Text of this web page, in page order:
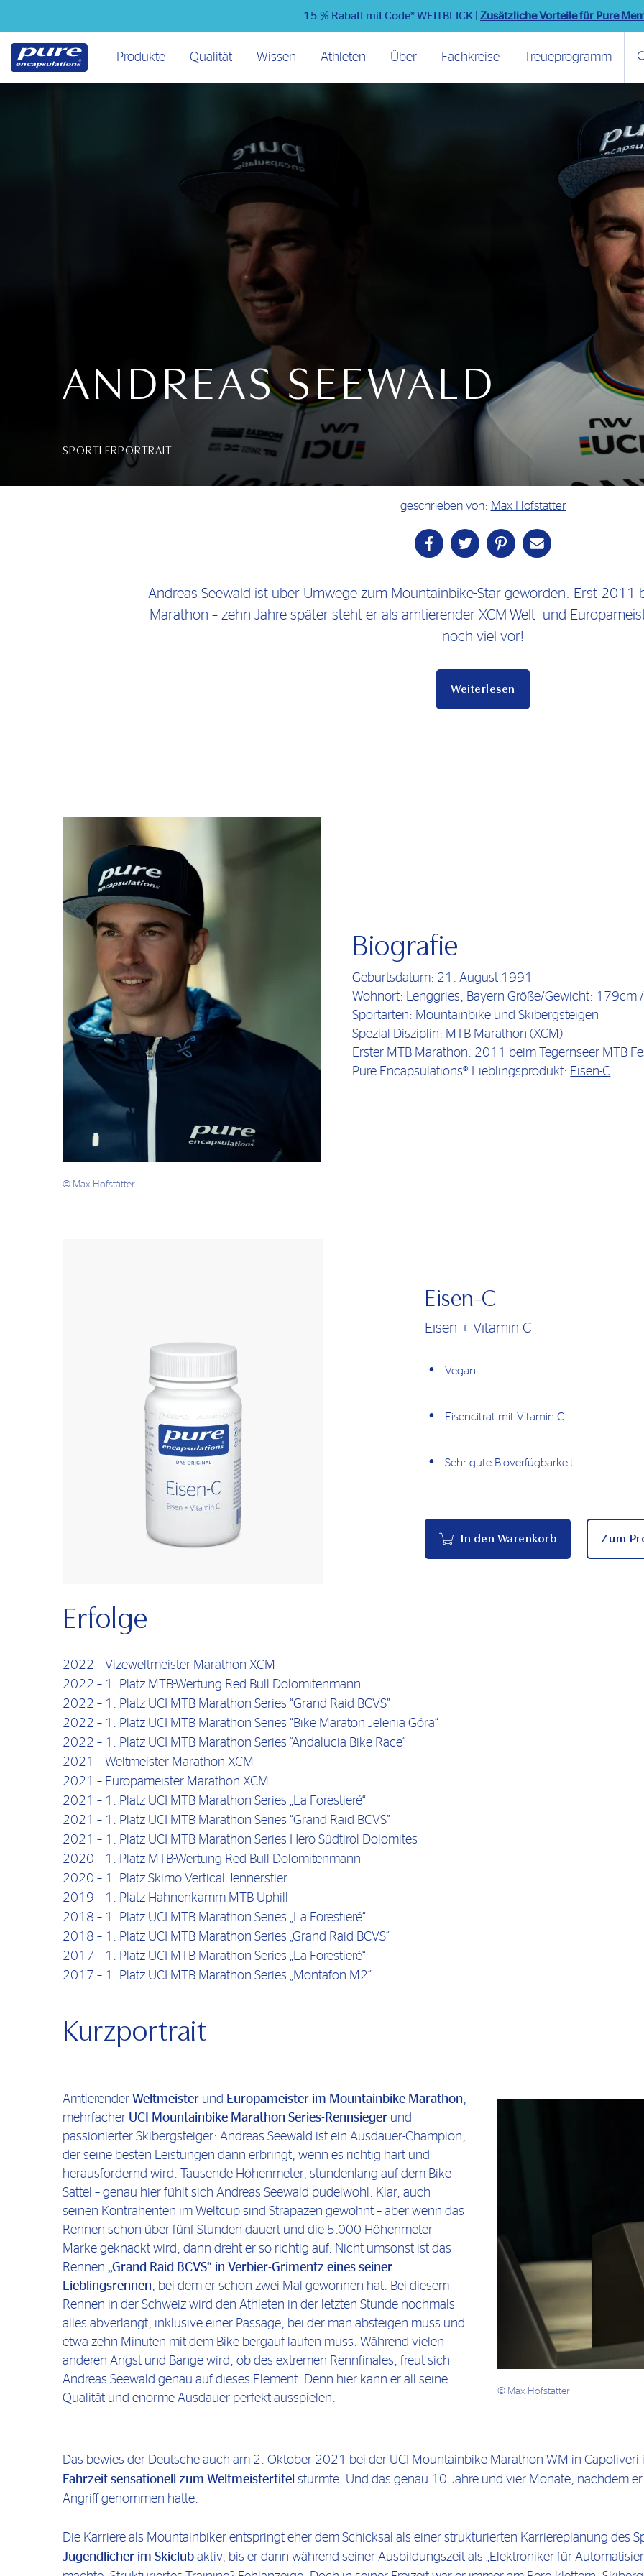
Inhalt
15 % Rabatt mit Code* WEITBLICK Zusätzliche Vorteile für Pure
Hauptmenü
Produkte Qualität Wissen Athleten Über Fachkreise Treueprogramm
ANDREAS SEEWALD
SPORTLERPORTRAIT
geschrieben von: Max Hofstätter
Andreas Seewald ist über Umwege zum Mountainbike-Star geworden. Erst 2011
Marathon – zehn Jahre später steht er als amtierender XCM-Welt- und
noch viel vor!
Weiterlesen
© Max Hofstätter
Biografie
Geburtsdatum: 21. August 1991
Wohnort: Lenggries, Bayern Größe/Gewicht: 179cm
Sportarten: Mountainbike und Skibergsteigen
Spezial-Disziplin: MTB Marathon (XCM)
Erster MTB Marathon: 2011 beim Tegernseer MTB
Pure Encapsulations® Lieblingsprodukt: Eisen-C
Eisen-C
Eisen + Vitamin C
Vegan
Eisencitrat mit Vitamin C
Sehr gute Bioverfügbarkeit
In den Warenkorb Zum
Erfolge
2022 – Vizeweltmeister Marathon XCM
2022 – 1. Platz MTB-Wertung Red Bull Dolomitenmann
2022 – 1. Platz UCI MTB Marathon Series “Grand Raid BCVS”
2022 – 1. Platz UCI MTB Marathon Series “Bike Maraton Jelenia Góra“
2022 – 1. Platz UCI MTB Marathon Series “Andalucia Bike Race“
2021 – Weltmeister Marathon XCM
2021 – Europameister Marathon XCM
2021 – 1. Platz UCI MTB Marathon Series „La Forestieré“
2021 – 1. Platz UCI MTB Marathon Series “Grand Raid BCVS”
2021 – 1. Platz UCI MTB Marathon Series Hero Südtirol Dolomites
2020 – 1. Platz MTB-Wertung Red Bull Dolomitenmann
2020 – 1. Platz Skimo Vertical Jennerstier
2019 – 1. Platz Hahnenkamm MTB Uphill
2018 – 1. Platz UCI MTB Marathon Series „La Forestieré“
2018 – 1. Platz UCI MTB Marathon Series „Grand Raid BCVS“
2017 – 1. Platz UCI MTB Marathon Series „La Forestieré“
2017 – 1. Platz UCI MTB Marathon Series „Montafon M2“
Kurzportrait
© Max Hofstätter
Amtierender Weltmeister und Europameister im Mountainbike Marathon,
mehrfacher UCI Mountainbike Marathon Series-Rennsieger und
passionierter Skibergsteiger: Andreas Seewald ist ein Ausdauer-Champion,
der seine besten Leistungen dann erbringt, wenn es richtig hart und
herausfordernd wird. Tausende Höhenmeter, stundenlang auf dem Bike-
Sattel – genau hier fühlt sich Andreas Seewald pudelwohl. Klar, auch
seinen Kontrahenten im Weltcup sind Strapazen gewöhnt – aber wenn das
Rennen schon über fünf Stunden dauert und die 5.000 Höhenmeter-
Marke geknackt wird, dann dreht er so richtig auf. Nicht umsonst ist das
Rennen „Grand Raid BCVS“ in Verbier-Grimentz eines seiner
Lieblingsrennen, bei dem er schon zwei Mal gewonnen hat. Bei diesem
Rennen in der Schweiz wird den Athleten in der letzten Stunde nochmals
alles abverlangt, inklusive einer Passage, bei der man absteigen muss und
etwa zehn Minuten mit dem Bike bergauf laufen muss. Während vielen
anderen Angst und Bange wird, ob des extremen Rennfinales, freut sich
Andreas Seewald genau auf dieses Element. Denn hier kann er all seine
Qualität und enorme Ausdauer perfekt ausspielen.
Das bewies der Deutsche auch am 2. Oktober 2021 bei der UCI Mountainbike Marathon WM in Capoliveri
Fahrzeit sensationell zum Weltmeistertitel stürmte. Und das genau 10 Jahre und vier Monate, nachdem
Angriff genommen hatte.
Die Karriere als Mountainbiker entspringt eher dem Schicksal als einer strukturierten Karriereplanung des
Jugendlicher im Skiclub aktiv, bis er dann während seiner Ausbildungszeit als „Elektroniker für